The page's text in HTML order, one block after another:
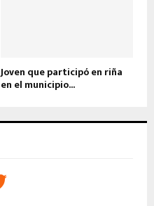
Joven que participó en riña
en el municipio...